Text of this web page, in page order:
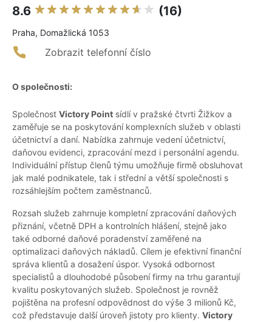
8.6 (16)
Praha, Domažlická 1053
Zobrazit telefonní číslo
O společnosti:
Společnost Victory Point sídlí v pražské čtvrti Žižkov a
zaměřuje se na poskytování komplexních služeb v oblasti
účetnictví a daní. Nabídka zahrnuje vedení účetnictví,
daňovou evidenci, zpracování mezd i personální agendu.
Individuální přístup členů týmu umožňuje firmě obsluhovat
jak malé podnikatele, tak i střední a větší společnosti s
rozsáhlejším počtem zaměstnanců.
Rozsah služeb zahrnuje kompletní zpracování daňových
přiznání, včetně DPH a kontrolních hlášení, stejně jako
také odborné daňové poradenství zaměřené na
optimalizaci daňových nákladů. Cílem je efektivní finanční
správa klientů a dosažení úspor. Vysoká odbornost
specialistů a dlouhodobé působení firmy na trhu garantují
kvalitu poskytovaných služeb. Společnost je rovněž
pojištěna na profesní odpovědnost do výše 3 milionů Kč,
což představuje další úroveň jistoty pro klienty. Victory